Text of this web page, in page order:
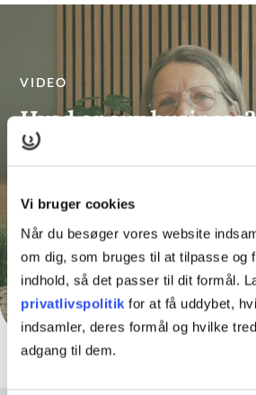
Vi bruger cookies
Når du besøger vores website
om dig, som bruges til at tilpasse og
indhold, så det passer til dit formål.
privatlivspolitik for at få uddybet,
indsamler, deres formål og hvilke
adgang til dem.
VIDEO
Hvad er eux business?
tid.
AFSPIL HELE VIDEOEN